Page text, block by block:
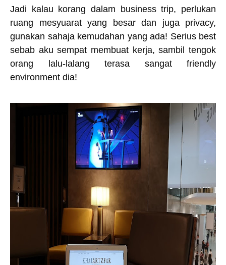
Jadi kalau korang dalam business trip, perlukan
ruang mesyuarat yang besar dan juga privacy,
gunakan sahaja kemudahan yang ada! Serius best
sebab aku sempat membuat kerja, sambil tengok
orang lalu-lalang terasa sangat friendly
environment dia!